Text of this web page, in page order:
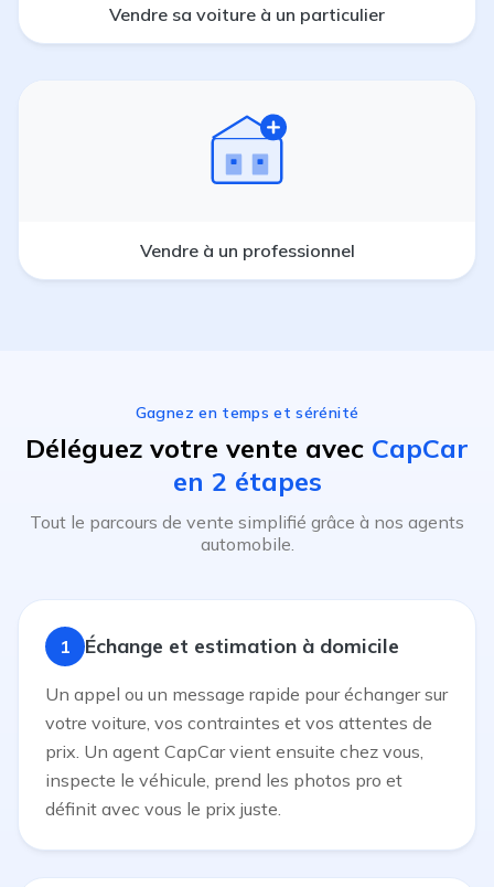
Vendre sa voiture à un particulier
Vendre à un professionnel
Gagnez en temps et sérénité
Déléguez votre vente avec CapCar
en 2 étapes
Tout le parcours de vente simplifié grâce à nos agents
automobile.
1 Échange et estimation à domicile
Un appel ou un message rapide pour échanger sur
votre voiture, vos contraintes et vos attentes de
prix. Un agent CapCar vient ensuite chez vous,
inspecte le véhicule, prend les photos pro et
définit avec vous le prix juste.